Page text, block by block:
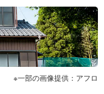
一部の画像提供：アフロ